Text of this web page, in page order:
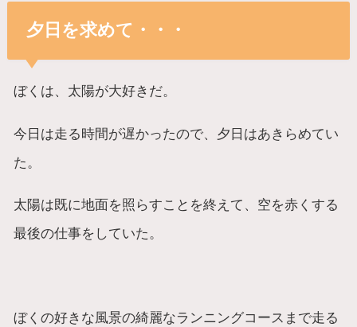
夕日を求めて・・・
ぼくは、太陽が大好きだ。
今日は走る時間が遅かったので、夕日はあきらめてい
た。
太陽は既に地面を照らすことを終えて、空を赤くする
最後の仕事をしていた。
ぼくの好きな風景の綺麗なランニングコースまで走る